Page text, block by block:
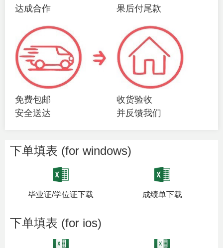
达成合作
果后付尾款
免费包邮
安全送达
收货验收
并反馈我们
下单填表 (for windows)
毕业证/学位证下载 成绩单下载
下单填表 (for ios)